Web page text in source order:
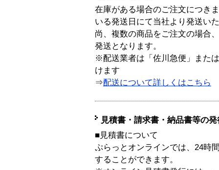
在庫がある場合のご注文につき
いる発送日にて当社より発送い
尚、複数の商品をご注文の場合
発送となります。
※配送業者は「佐川急便」また
けます
⇒配送について詳しくはこちら
見積書・請求書・納品書等の
■見積書について
ぷらっとオンラインでは、24時
することができます。